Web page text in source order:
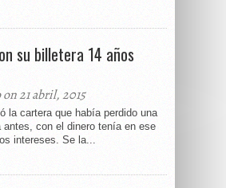
su billetera 14 años
21 abril, 2015
la cartera que había perdido una
antes, con el dinero tenía en ese
intereses. Se la...